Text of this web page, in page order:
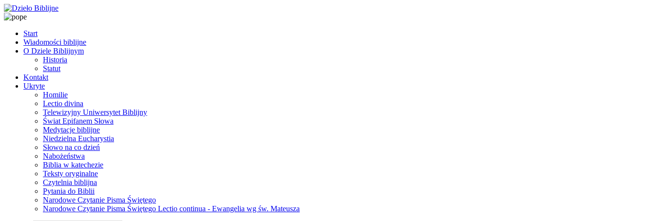
Start
Wiadomości biblijne
O Dziele Biblijnym
Historia
Statut
Kontakt
Ukryte
Homilie
Lectio divina
Telewizyjny Uniwersytet Biblijny
Świat Epifanem Słowa
Medytacje biblijne
Niedzielna Eucharystia
Słowo na co dzień
Nabożeństwa
Biblia w katechezie
Teksty oryginalne
Czytelnia biblijna
Pytania do Biblii
Narodowe Czytanie Pisma Świętego
Narodowe Czytanie Pisma Świętego Lectio continua - Ewangelia wg św. Mateusza